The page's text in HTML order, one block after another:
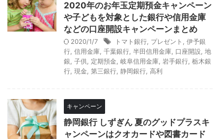
2020年のお年玉定期預金キャンペーン
や子どもを対象とした銀行や信用金庫
などの口座開設キャンペーンまとめ
2020/1/7 トマト銀行 プレゼント
伊予銀
行 信用金庫 千葉銀行 半田信用金庫 口座開設 地
銀 子供 定期預金 岐阜信用金庫 岩手銀行 栃木銀
行 現金 第三銀行 静岡銀行 高利
キャンペーン
静岡銀行 しずぎん 夏のグッドプラスキ
ャンペーンはクオカードや図書カード